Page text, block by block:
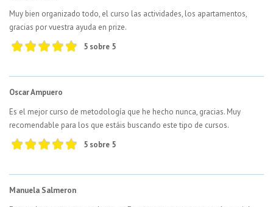
Muy bien organizado todo, el curso las actividades, los apartamentos,
gracias por vuestra ayuda en prize.
5 sobre 5
Oscar Ampuero
Es el mejor curso de metodología que he hecho nunca, gracias. Muy
recomendable para los que estáis buscando este tipo de cursos.
5 sobre 5
Manuela Salmeron